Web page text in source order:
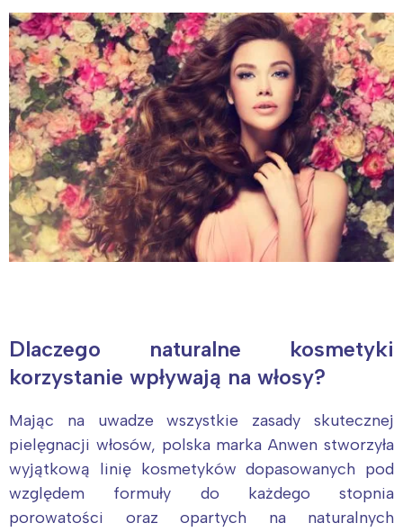
Dlaczego naturalne kosmetyki
korzystanie wpływają na włosy?
Mając na uwadze wszystkie zasady skutecznej
pielęgnacji włosów, polska marka Anwen stworzyła
wyjątkową linię kosmetyków dopasowanych pod
względem formuły do każdego stopnia
porowatości oraz opartych na naturalnych
Interesują mnie wydarzenia z
tego regionu:
Warszawa
Śląsk